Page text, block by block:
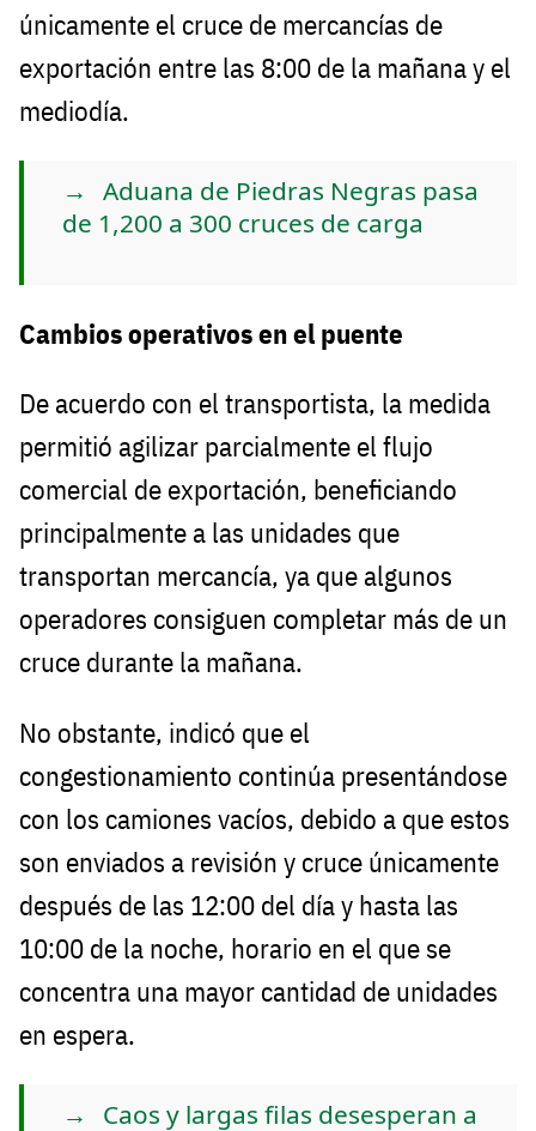
únicamente el cruce de mercancías de
exportación entre las 8:00 de la mañana y el
mediodía.
Aduana de Piedras Negras pasa
de 1,200 a 300 cruces de carga
Cambios operativos en el puente
De acuerdo con el transportista, la medida
permitió agilizar parcialmente el flujo
comercial de exportación, beneficiando
principalmente a las unidades que
transportan mercancía, ya que algunos
operadores consiguen completar más de un
cruce durante la mañana.
No obstante, indicó que el
congestionamiento continúa presentándose
con los camiones vacíos, debido a que estos
son enviados a revisión y cruce únicamente
después de las 12:00 del día y hasta las
10:00 de la noche, horario en el que se
concentra una mayor cantidad de unidades
en espera.
Caos y largas filas desesperan a